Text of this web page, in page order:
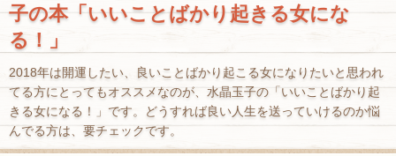
子の本「いいことばかり起きる女にな
る！」
2018年は開運したい、良いことばかり起こる女になりたいと思われ
てる方にとってもオススメなのが、水晶玉子の「いいことばかり起
きる女になる！」です。どうすれば良い人生を送っていけるのか悩
んでる方は、要チェックです。